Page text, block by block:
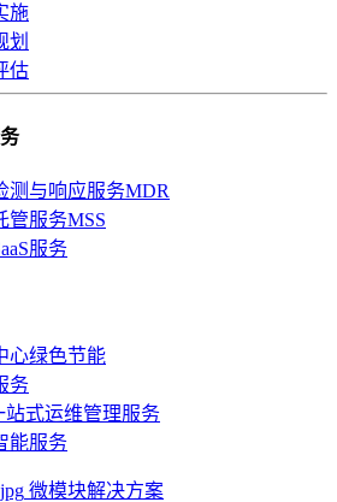
施
划
估
测与响应服务MDR
管服务MSS
服务
心绿色节能
务
站式运维管理服务
能服务
微模块解决方案